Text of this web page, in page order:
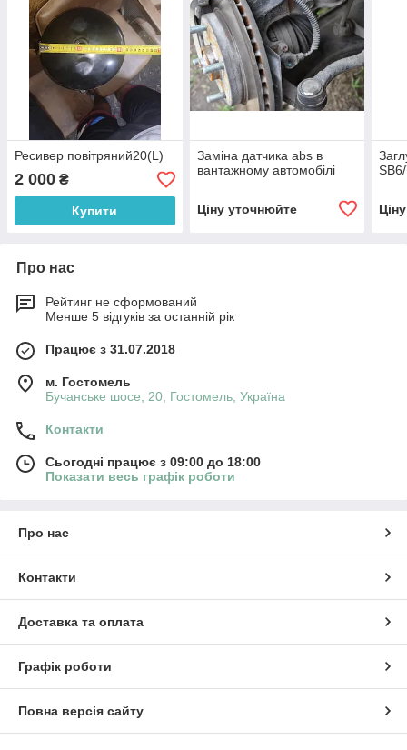
Ресивер повітряний20(L)
2 000 ₴
Купити
Заміна датчика abs в
вантажному автомобілі
Ціну уточнюйте
Про нас
Рейтинг не сформований
Менше 5 відгуків за останній рік
Працює з 31.07.2018
м. Гостомель
Бучанське шосе, 20, Гостомель, Україна
Контакти
Сьогодні працює з 09:00 до 18:00
Показати весь графік роботи
Про нас
Контакти
Доставка та оплата
Графік роботи
Повна версія сайту